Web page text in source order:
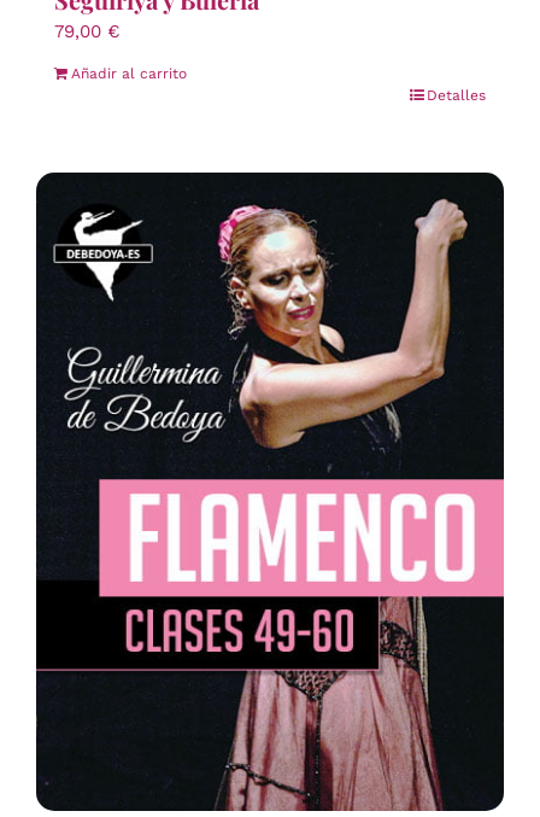
79,00 €
Añadir al carrito
Detalles